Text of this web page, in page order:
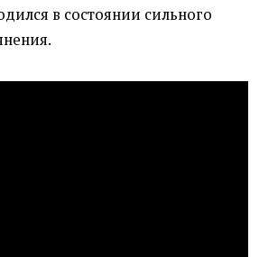
в состоянии сильного